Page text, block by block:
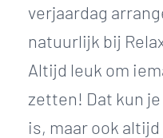
verjaardag
natuurlijk bij
Altijd leuk om
zetten! Dat kun
is, maar ook